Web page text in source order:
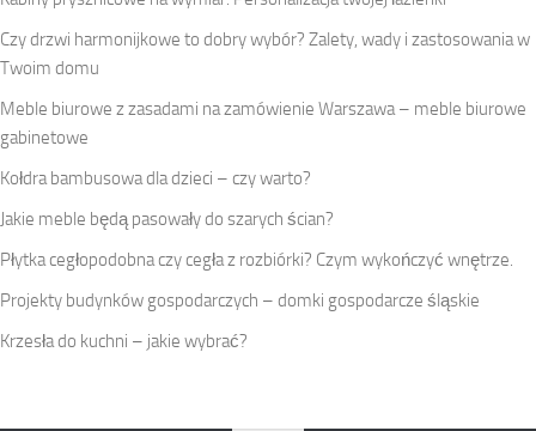
Czy drzwi harmonijkowe to dobry wybór? Zalety, wady i zastosowania w
Twoim domu
Meble biurowe z zasadami na zamówienie Warszawa – meble biurowe
gabinetowe
Kołdra bambusowa dla dzieci – czy warto?
Jakie meble będą pasowały do szarych ścian?
Płytka cegłopodobna czy cegła z rozbiórki? Czym wykończyć wnętrze.
Projekty budynków gospodarczych – domki gospodarcze śląskie
Krzesła do kuchni – jakie wybrać?